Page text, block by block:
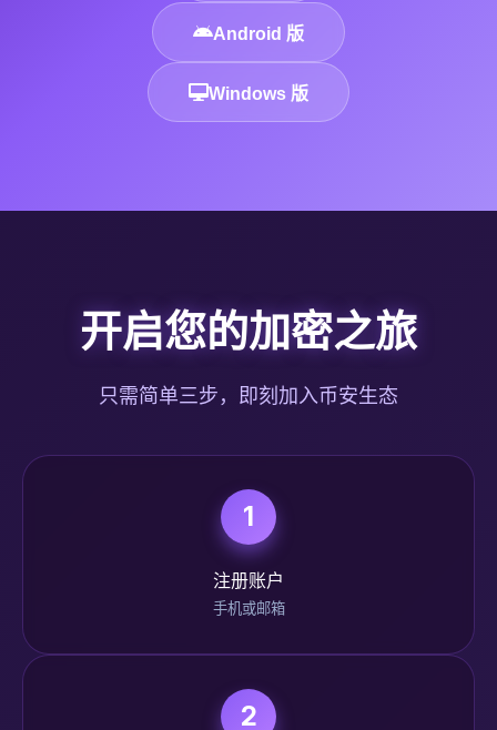
Android 版
Windows 版
开启您的加密之旅
只需简单三步，即刻加入币安生态
1
注册账户
手机或邮箱
2